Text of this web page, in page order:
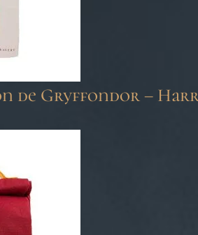
de Gryffondor –